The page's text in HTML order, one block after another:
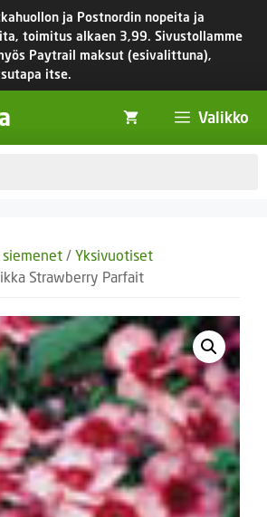
ja Postnordin nopeita ja
toimitus alkaen 3,99. Sivustollamme
Paytrail maksut (esivalittuna),
itse.
Valikko
siemenet / Yksivuotiset
Strawberry Parfait